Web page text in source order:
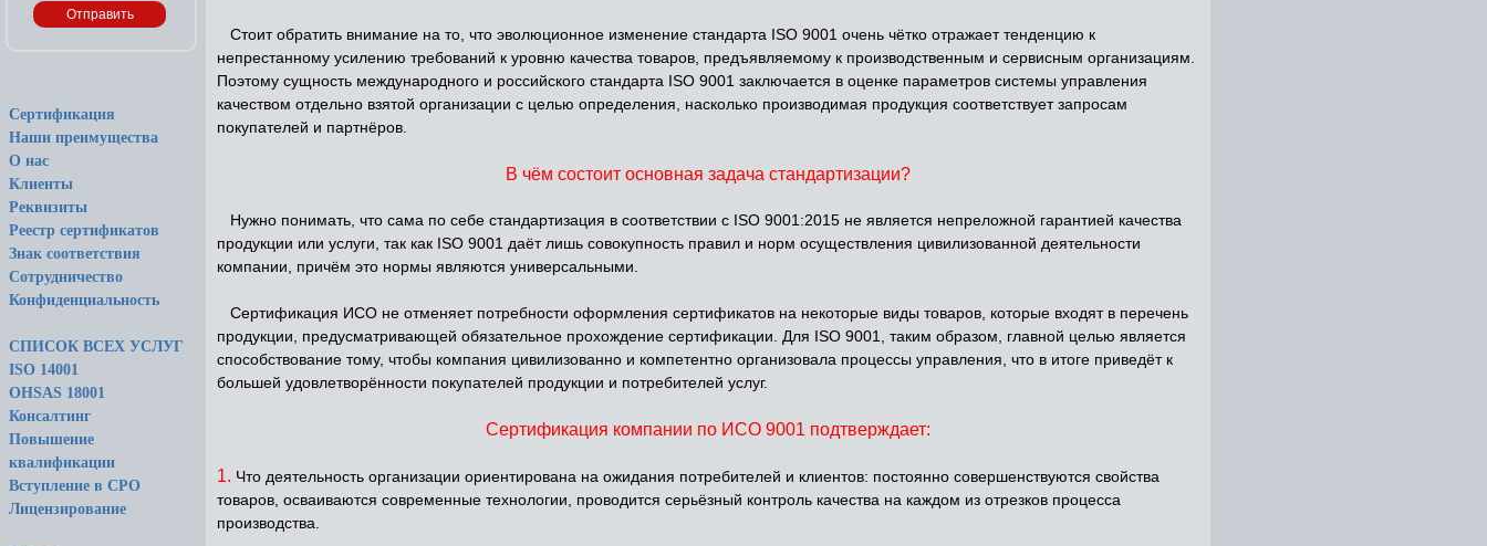
Сертификация
Наши преимущества
О нас
Клиенты
Реквизиты
Реестр сертификатов
Знак соответствия
Сотрудничество
Конфиденциальность
СПИСОК ВСЕХ УСЛУГ
ISO 14001
OHSAS 18001
Консалтинг
Повышение
квалификации
Вступление в СРО
Лицензирование
Стоит обратить внимание на то, что эволюционное изменение стандарта ISO 9001 очень чётко отражает тенденцию к
непрестанному усилению требований к уровню качества товаров, предъявляемому к производственным и сервисным организациям.
Поэтому сущность международного и российского стандарта ISO 9001 заключается в оценке параметров системы управления
качеством отдельно взятой организации с целью определения, насколько производимая продукция соответствует запросам
покупателей и партнёров.
В чём состоит основная задача стандартизации?
Нужно понимать, что сама по себе стандартизация в соответствии с ISO 9001:2015 не является непреложной гарантией качества
продукции или услуги, так как ISO 9001 даёт лишь совокупность правил и норм осуществления цивилизованной деятельности
компании, причём это нормы являются универсальными.
Сертификация ИСО не отменяет потребности оформления сертификатов на некоторые виды товаров, которые входят в перечень
продукции, предусматривающей обязательное прохождение сертификации. Для ISO 9001, таким образом, главной целью является
способствование тому, чтобы компания цивилизованно и компетентно организовала процессы управления, что в итоге приведёт к
большей удовлетворённости покупателей продукции и потребителей услуг.
Сертификация компании по ИСО 9001 подтверждает:
1. Что деятельность организации ориентирована на ожидания потребителей и клиентов: постоянно совершенствуются свойства
товаров, осваиваются современные технологии, проводится серьёзный контроль качества на каждом из отрезков процесса
производства.